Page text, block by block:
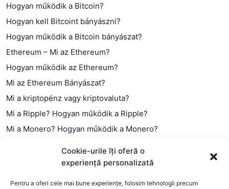
Cookie-urile îți oferă o
experiență personalizată
Pentru a oferi cele mai bune experiențe, folosim tehnologii precum
Hogyan működik a Bitcoin?
Hogyan kell Bitcoint bányászni?
Hogyan működik a Bitcoin bányászat?
Ethereum – Mi az Ethereum?
Hogyan működik az Ethereum?
Mi az Ethereum Bányászat?
Mi a kriptopénz vagy kriptovaluta?
Mi a Ripple? Hogyan működik a Ripple?
Mi a Monero? Hogyan működik a Monero?
Mi a blokklánc (technológia)?